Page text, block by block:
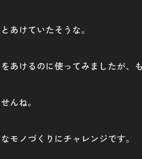
あけていたそうな。
あけるのに使ってみましたが、
んね。
モノづくりにチャレンジです。